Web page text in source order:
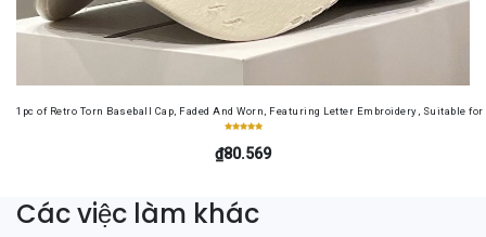
1pc of Retro Torn Baseball Cap, Faded And Worn, Featuring Letter Embroidery, Suitable
₫80.569
Các việc làm khác